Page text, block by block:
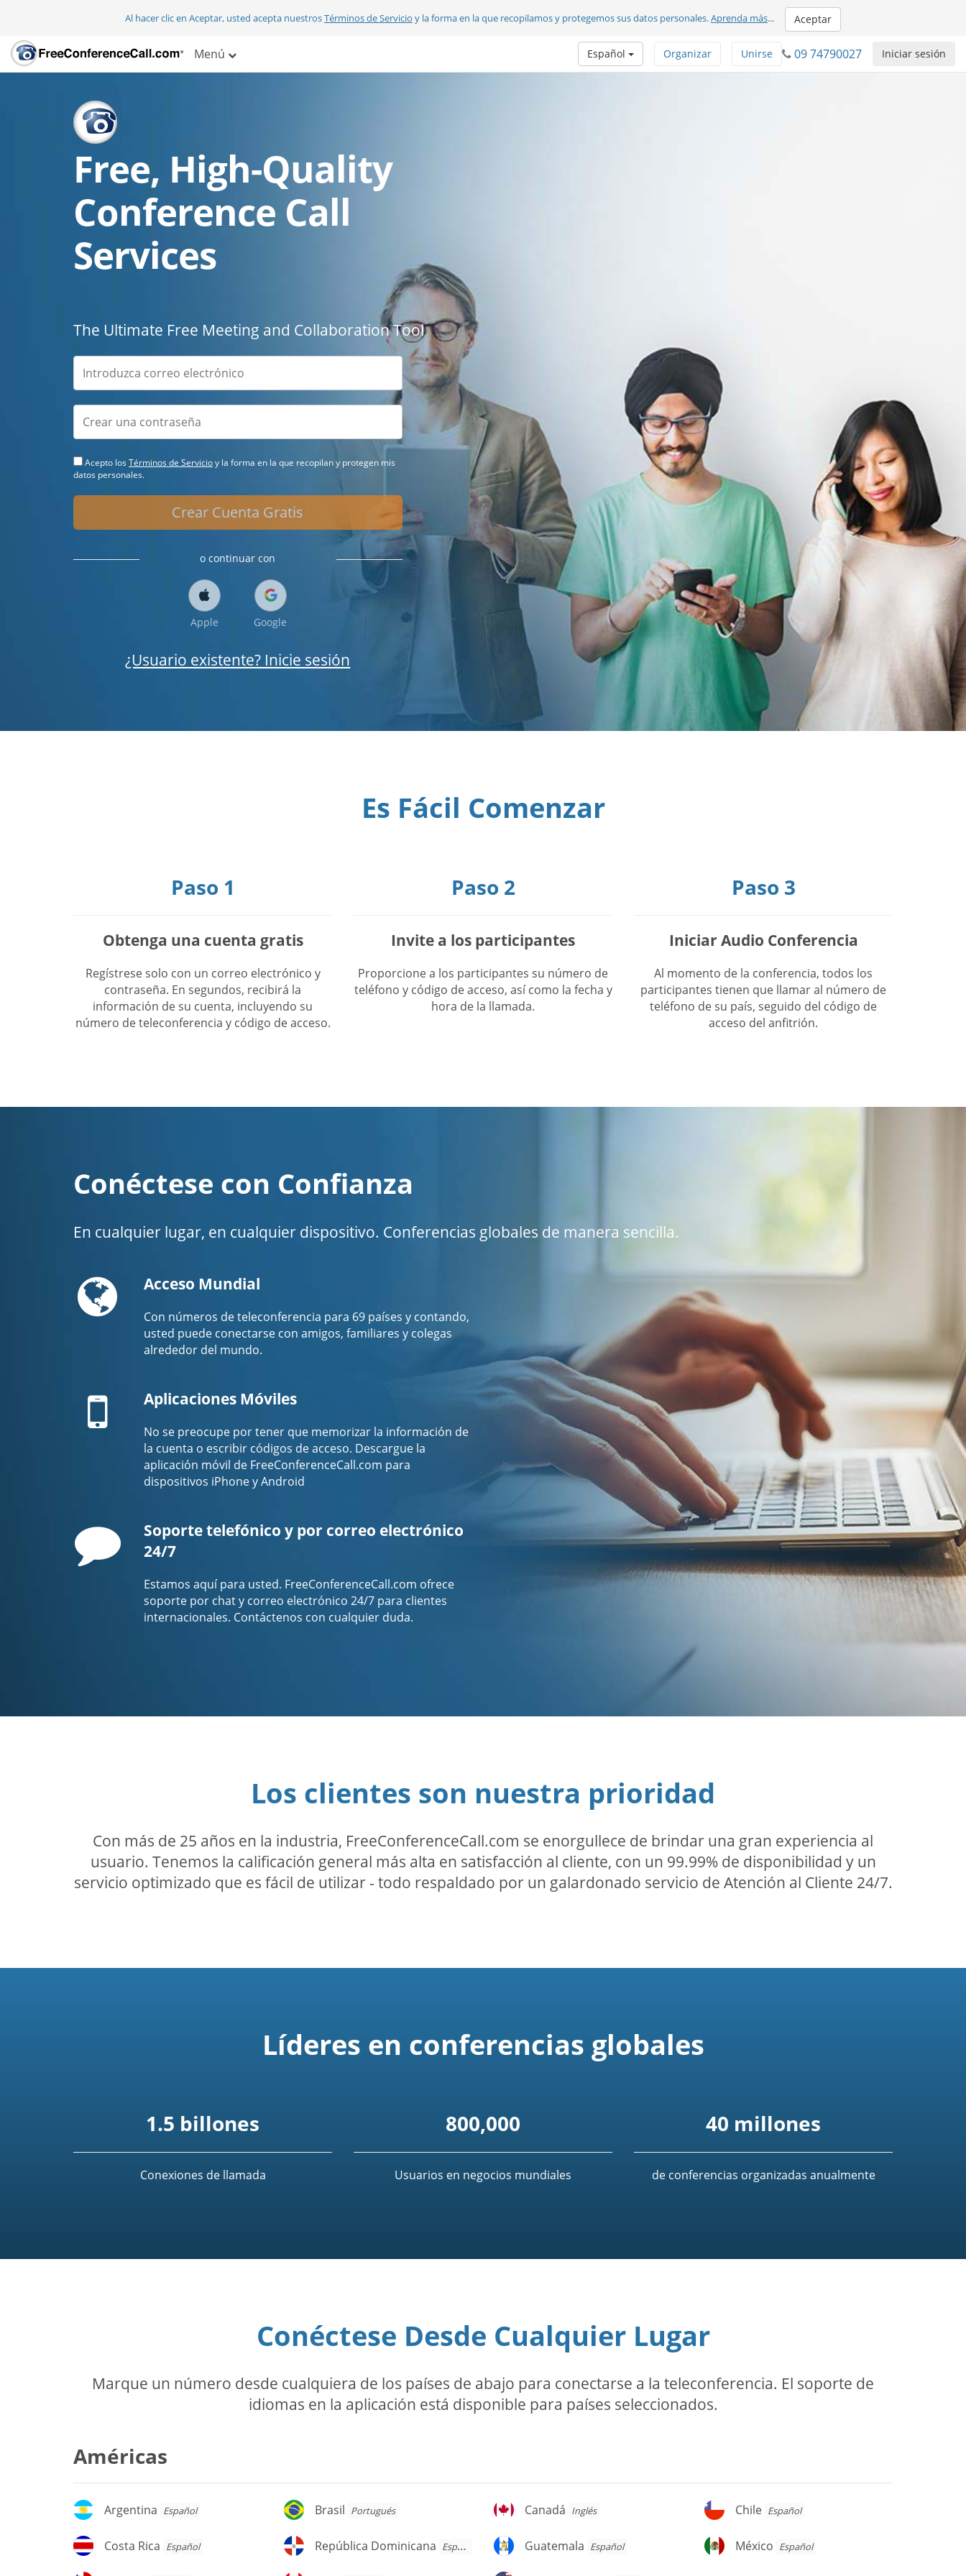
Al hacer clic en Aceptar, usted acepta nuestrosTérminos de Servicio y la forma en la que recopilamos y protegemos sus datos personales.Aprenda más... Aceptar
Menú Iniciar sesión
09 74790027
Unirse
Organizar
Español
Free, High-Quality
Conference Call
Services
The Ultimate Free Meeting and Collaboration Tool
Acepto los Términos de Servicioy la forma en la que recopilan y protegen mis
datos personales.
Crear Cuenta Gratis
o continuar con
Apple Google
¿Usuario existente? Inicie sesión
Es Fácil Comenzar
Paso 1
Obtenga una cuenta gratis
Regístrese solo con un correo electrónico y
contraseña. En segundos, recibirá la
información de su cuenta, incluyendo su
número de teleconferencia y código de acceso.
Paso 2
Invite a los participantes
Proporcione a los participantes su número de
teléfono y código de acceso, así como la fecha y
hora de la llamada.
Paso 3
Iniciar Audio Conferencia
Al momento de la conferencia, todos los
participantes tienen que llamar al número de
teléfono de su país, seguido del código de
acceso del anfitrión.
Conéctese con Confianza
En cualquier lugar, en cualquier dispositivo. Conferencias globales de manera sencilla.
GlobeAcceso Mundial
Con números de teleconferencia para 69 países y contando,
usted puede conectarse con amigos, familiares y colegas
alrededor del mundo.
Mobile Aplicaciones Móviles
No se preocupe por tener que memorizar la información de
la cuenta o escribir códigos de acceso. Descargue la
aplicación móvil de FreeConferenceCall.com para
dispositivos iPhone y Android
Comment
Soporte telefónico y por correo electrónico
24/7
Estamos aquí para usted. FreeConferenceCall.com ofrece
soporte por chat y correo electrónico 24/7 para clientes
internacionales. Contáctenos con cualquier duda.
Los clientes son nuestra prioridad
Con más de 25 años en la industria, FreeConferenceCall.com se enorgullece de brindar una gran experiencia al
usuario. Tenemos la calificación general más alta en satisfacción al cliente, con un 99.99% de disponibilidad y un
servicio optimizado que es fácil de utilizar - todo respaldado por un galardonado servicio de Atención al Cliente 24/7.
Líderes en conferencias globales
1.5 billones
Conexiones de llamada
800,000
Usuarios en negocios mundiales
40 millones
de conferencias organizadas anualmente
Conéctese Desde Cualquier Lugar
Marque un número desde cualquiera de los países de abajo para conectarse a la teleconferencia. El soporte de
idiomas en la aplicación está disponible para países seleccionados.
Américas
Argentina
Argentina Español Brasil
Brasil Portugués Canadá
Canadá Inglés Chile
Chile Español
Costa
Costa Rica Español
República
República Dominicana Español Guatemala
Guatemala Español México
México Español